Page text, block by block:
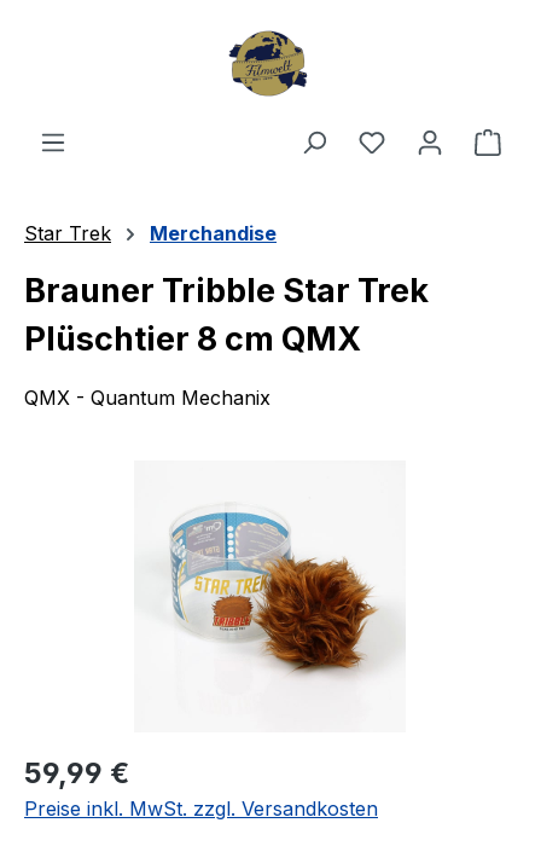
Du hast 0
Star Trek Merchandise
Brauner Tribble Star Trek
Plüschtier 8 cm QMX
QMX - Quantum Mechanix
Regulärer Preis:
59,99 €
Preise inkl. MwSt. zzgl. Versandkosten